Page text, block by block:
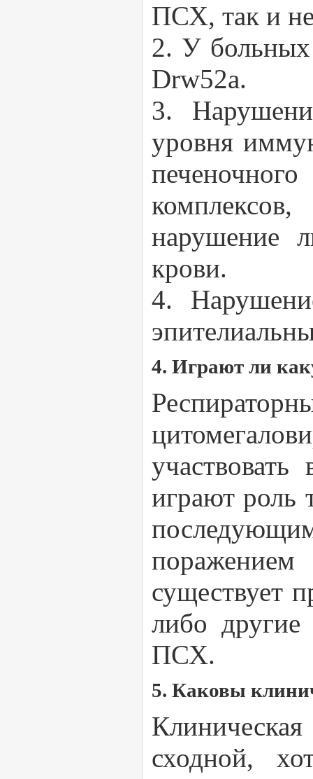
ПСХ, так и
2. У
Drw52a.
3.
уровня
нарушение
крови.
4.
4. Играют ли
играют роль
существует
либо
ПСХ.
5. Каковы
сходной,